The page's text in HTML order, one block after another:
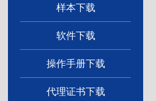
样本下载
软件下载
操作手册下载
代理证书下载